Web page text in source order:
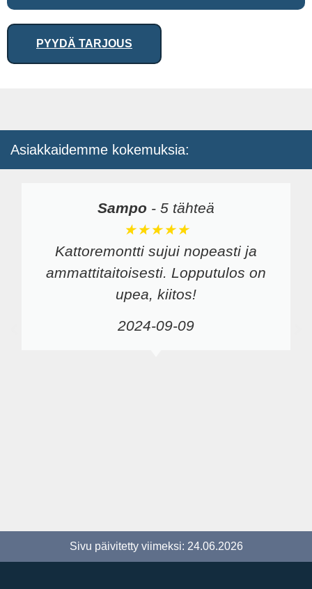
PYYDÄ TARJOUS
Asiakkaidemme kokemuksia:
Sampo - 5 tähteä
★★★★★
Kattoremontti sujui nopeasti ja
ammattitaitoisesti. Lopputulos on
upea, kiitos!
2024-09-09
Sivu päivitetty viimeksi: 24.06.2026